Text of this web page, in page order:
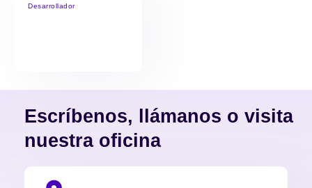
Desarrollador
Escríbenos, llámanos o visita
nuestra oficina